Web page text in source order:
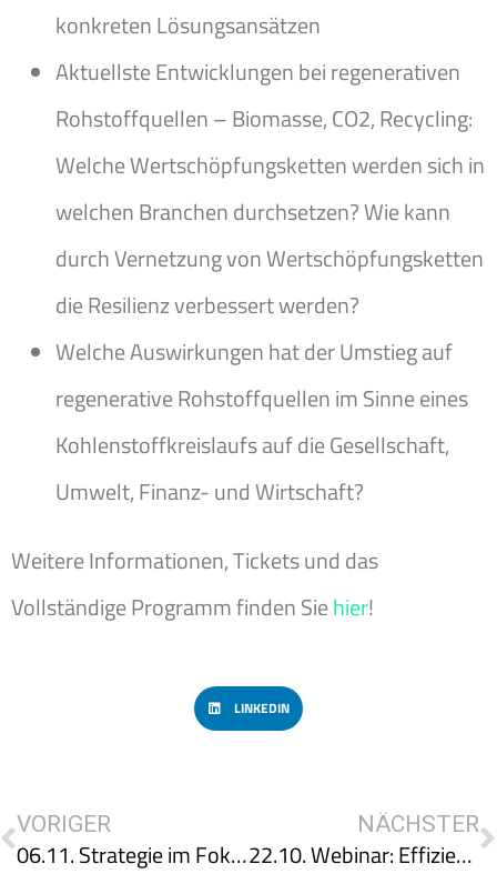
konkreten Lösungsansätzen
Aktuellste Entwicklungen bei regenerativen
Rohstoffquellen – Biomasse, CO2, Recycling:
Welche Wertschöpfungsketten werden sich in
welchen Branchen durchsetzen? Wie kann
durch Vernetzung von Wertschöpfungsketten
die Resilienz verbessert werden?
Welche Auswirkungen hat der Umstieg auf
regenerative Rohstoffquellen im Sinne eines
Kohlenstoffkreislaufs auf die Gesellschaft,
Umwelt, Finanz- und Wirtschaft?
Weitere Informationen, Tickets und das
Vollständige Programm finden Siehier!
LINKEDIN
VORIGER
06.11. Strategie im Fokus: Mit gezielter Analyse zu zukunftsfitten Gebäudeportfolios
NÄCHSTER
22.10. Webinar: Effizient heizen – Betriebsoptimierung & hydraulischer Abgleich